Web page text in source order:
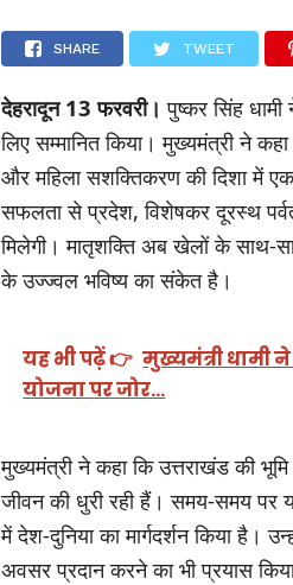
SHARE TWEET
देहरादून 13 फरवरी। पुष्कर सिंह
लिए सम्मानित किया। मुख्यमंत्री ने
और महिला सशक्तिकरण की दिशा में
सफलता से प्रदेश, विशेषकर दूरस्थ
मिलेगी। मातृशक्ति अब खेलों के साथ-
के उज्ज्वल भविष्य का संकेत है।
यह भी पढ़ें 👉 मुख्यमंत्री धामी
योजना पर जोर…
मुख्यमंत्री ने कहा कि उत्तराखंड की
जीवन की धुरी रही हैं। समय-समय पर
में देश-दुनिया का मार्गदर्शन किया है।
अवसर प्रदान करने का भी प्रयास